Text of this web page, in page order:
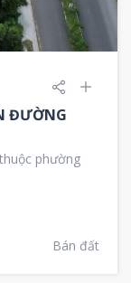
ĐƯỜNG
phường
Bán đất